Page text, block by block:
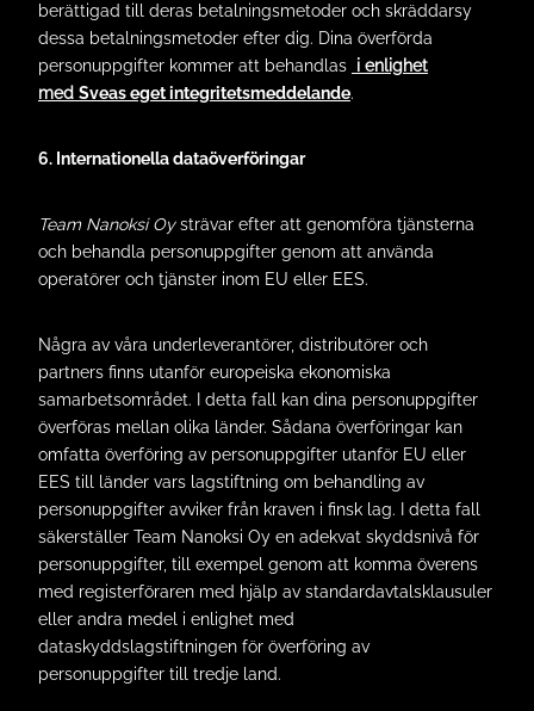
berättigad till deras betalningsmetoder och skräddarsy
dessa betalningsmetoder efter dig. Dina överförda
personuppgifter kommer att behandlas i enlighet
med Sveas eget integritetsmeddelande.
6. Internationella dataöverföringar
Team Nanoksi Oysträvar efter att genomföra tjänsterna
och behandla personuppgifter genom att använda
operatörer och tjänster inom EU eller EES.
Några av våra underleverantörer, distributörer och
partners finns utanför europeiska ekonomiska
samarbetsområdet. I detta fall kan dina personuppgifter
överföras mellan olika länder. Sådana överföringar kan
omfatta överföring av personuppgifter utanför EU eller
EES till länder vars lagstiftning om behandling av
personuppgifter avviker från kraven i finsk lag. I detta fall
säkerställer Team Nanoksi Oy en adekvat skyddsnivå för
personuppgifter, till exempel genom att komma överens
med registerföraren med hjälp av standardavtalsklausuler
eller andra medel i enlighet med
dataskyddslagstiftningen för överföring av
personuppgifter till tredje land.